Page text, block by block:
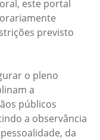
este portal
previsto
o pleno
a
públicos
a observância
da